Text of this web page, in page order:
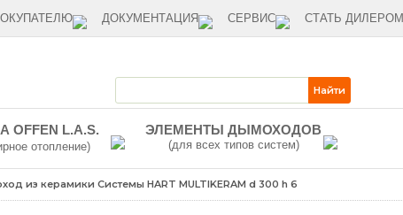
ДОКУМЕНТАЦИЯ СЕРВИС СТАТЬ ДИЛЕРОМ
OFFEN L.A.S.
отопление)
ЭЛЕМЕНТЫ ДЫМОХОДОВ
(для всех типов систем)
из керамики Системы HART MULTIKERAM d 300 h 6